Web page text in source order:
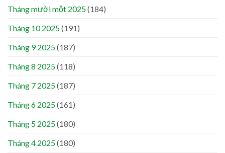
Tháng mười một 2025(184)
Tháng 10 2025(191)
Tháng 9 2025(187)
Tháng 8 2025(118)
Tháng 7 2025(187)
Tháng 6 2025(161)
Tháng 5 2025(180)
Tháng 4 2025(180)